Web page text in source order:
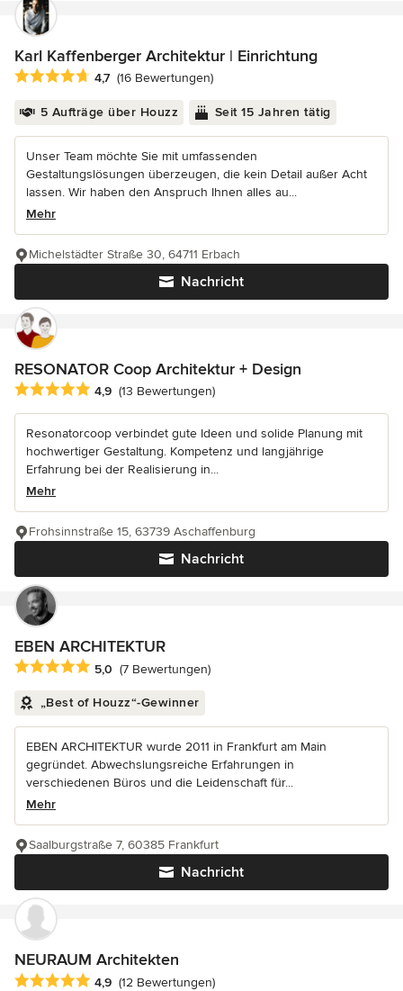
Karl Kaffenberger Architektur | Einrichtung
Durchschnittliche Bewertung: 4.7 von 5 Sternen
4,7 (16 Bewertungen)
5 Aufträge über Houzz Seit 15 Jahren tätig
Unser Team möchte Sie mit umfassenden
Gestaltungslösungen überzeugen, die kein Detail außer Acht
lassen. Wir haben den Anspruch Ihnen alles au...
Mehr
Nachricht
Michelstädter Straße 30, 64711 Erbach
RESONATOR Coop Architektur + Design
Durchschnittliche Bewertung: 4.9 von 5 Sternen
4,9 (13 Bewertungen)
Resonatorcoop verbindet gute Ideen und solide Planung mit
hochwertiger Gestaltung. Kompetenz und langjährige
Erfahrung bei der Realisierung in...
Mehr
Nachricht
Frohsinnstraße 15, 63739 Aschaffenburg
EBEN ARCHITEKTUR
Durchschnittliche Bewertung: 5 von 5 Sternen
5,0 (7 Bewertungen)
„Best of Houzz“-Gewinner
EBEN ARCHITEKTUR wurde 2011 in Frankfurt am Main
gegründet. Abwechslungsreiche Erfahrungen in
verschiedenen Büros und die Leidenschaft für...
Mehr
Nachricht
Saalburgstraße 7, 60385 Frankfurt
NEURAUM Architekten
Durchschnittliche Bewertung: 4.9 von 5 Sternen
4,9 (12 Bewertungen)